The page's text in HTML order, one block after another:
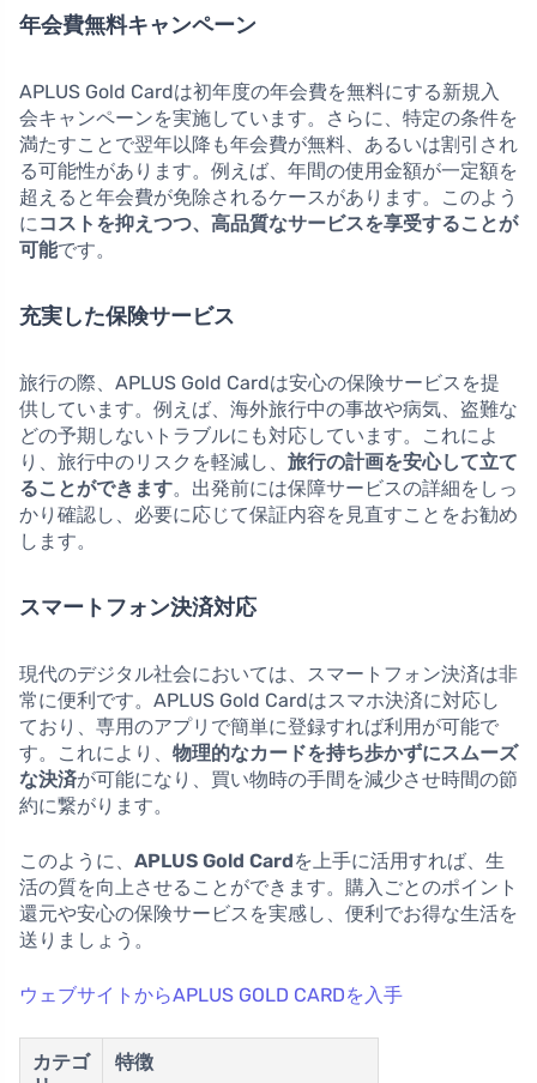
年会費無料キャンペーン
APLUS Gold Cardは初年度の年会費を無料にする新規入
会キャンペーンを実施しています。さらに、特定の条件を
満たすことで翌年以降も年会費が無料、あるいは割引され
る可能性があります。例えば、年間の使用金額が一定額を
超えると年会費が免除されるケースがあります。このよう
にコストを抑えつつ、高品質なサービスを享受することが
可能です。
充実した保険サービス
旅行の際、APLUS Gold Cardは安心の保険サービスを提
供しています。例えば、海外旅行中の事故や病気、盗難な
どの予期しないトラブルにも対応しています。これによ
り、旅行中のリスクを軽減し、 旅行の計画を安心して立て
ることができます。出発前には保障サービスの詳細をしっ
かり確認し、必要に応じて保証内容を見直すことをお勧め
します。
スマートフォン決済対応
現代のデジタル社会においては、スマートフォン決済は非
常に便利です。APLUS Gold Cardはスマホ決済に対応し
ており、専用のアプリで簡単に登録すれば利用が可能で
す。これにより、 物理的なカードを持ち歩かずにスムーズ
な決済が可能になり、買い物時の手間を減少させ時間の節
約に繋がります。
このように、 APLUS Gold Cardを上手に活用すれば、生
活の質を向上させることができます。購入ごとのポイント
還元や安心の保険サービスを実感し、便利でお得な生活を
送りましょう。
ウェブサイトからAPLUS GOLD CARDを入手
カテゴ
特徴